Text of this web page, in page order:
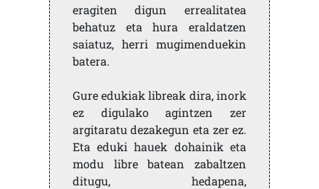
eragiten digun errealitatea
behatuz eta hura eraldatzen
saiatuz, herri mugimenduekin
batera.
Gure edukiak libreak dira, inork
ez digulako agintzen zer
argitaratu dezakegun eta zer ez.
Eta eduki hauek dohainik eta
modu libre batean zabaltzen
ditugu, hedapena,